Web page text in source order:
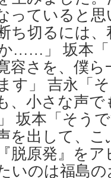
っていると
ち切るには
……」 坂本
容さを、僕
す」 吉永「
、小さな声
坂本「そう
を出して、
脱原発』を
いのは福島